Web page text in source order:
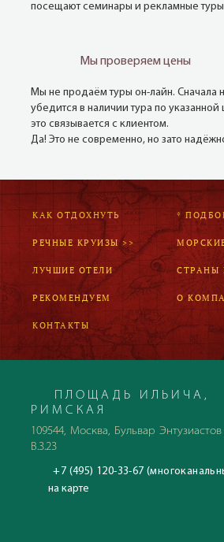
посещают семинары и рекламные
Мы проверяем цены
Мы не продаём туры он-лайн. Сначала
убедится в наличии тура по указанной
это связывается с клиентом.
Да! Это не современно, но зато
КАК ОТДОХНУТЬ *
РЕЧНЫЕ КРУИЗЫ >>
ЛУЧШИЕ ОТЕЛИ СТРАНЫ
РЕКОМЕНДУЕМ О
КОНТАКТЫ
ПЛОЩАДЬ ИЛЬИЧА,
РИМСКАЯ
109544, Москва, Бульвар
В.3.23
+7 (495) 120-33-67
на карте